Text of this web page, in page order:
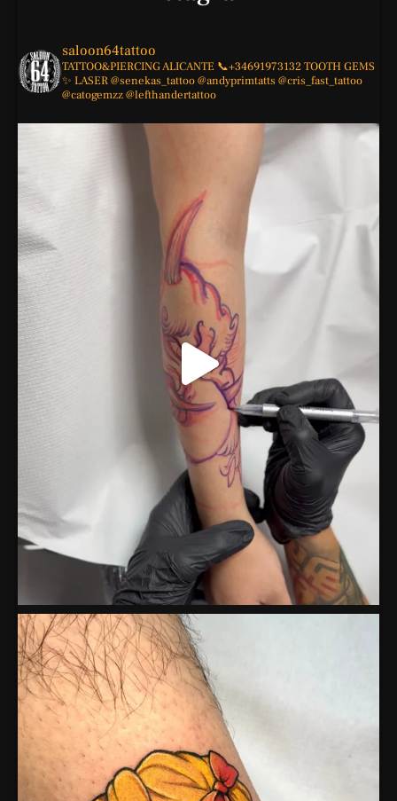
saloon64tattoo
TATTOO&PIERCINGALICANTE 📞+34691973132TOOTH GEMS
✨ LASER@senekas_tattoo@andyprimtatts @cris_fast_tattoo
@catogemzz@lefthandertattoo